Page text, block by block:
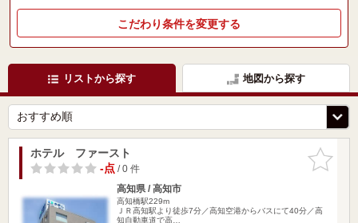
こだわり条件を変更する
リストから探す 地図から探す
お気に入
りに追加
ホテル ファースト
-点/ 0 件
高知県 / 高知市
高知橋駅229m
ＪＲ高知駅より徒歩7分／高知空港からバスにて40分／高
知自動車道で高…